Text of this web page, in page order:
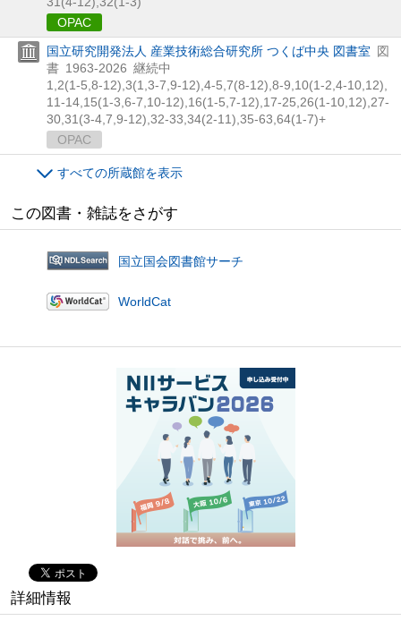
OPAC
国立研究開発法人 産業技術総合研究所 つくば中央 図書室 図
書 1963-2026 継続中
1, 2(1-5, 8-12), 3(1, 3-7, 9-12), 4-5, 7(8-12), 8-9, 10(1-2, 4-10, 12),
11-14, 15(1-3, 6-7, 10-12), 16(1-5, 7-12), 17-25, 26(1-10, 12), 27-
30, 31(3-4, 7, 9-12), 32-33, 34(2-11), 35-63, 64(1-7)+
OPAC
すべての所蔵館を表示
この図書・雑誌をさがす
国立国会図書館サーチ
WorldCat
詳細情報